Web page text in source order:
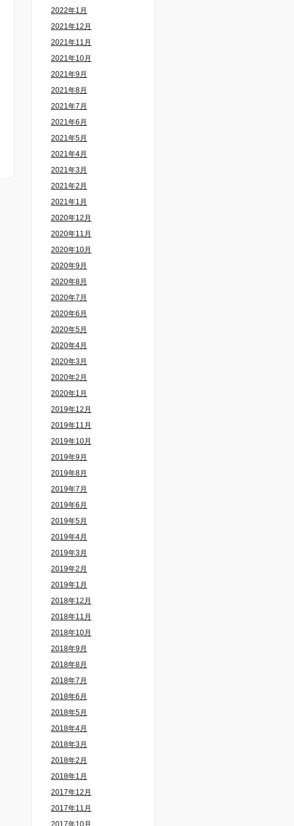
2022年1月
2021年12月
2021年11月
2021年10月
2021年9月
2021年8月
2021年7月
2021年6月
2021年5月
2021年4月
2021年3月
2021年2月
2021年1月
2020年12月
2020年11月
2020年10月
2020年9月
2020年8月
2020年7月
2020年6月
2020年5月
2020年4月
2020年3月
2020年2月
2020年1月
2019年12月
2019年11月
2019年10月
2019年9月
2019年8月
2019年7月
2019年6月
2019年5月
2019年4月
2019年3月
2019年2月
2019年1月
2018年12月
2018年11月
2018年10月
2018年9月
2018年8月
2018年7月
2018年6月
2018年5月
2018年4月
2018年3月
2018年2月
2018年1月
2017年12月
2017年11月
2017年10月